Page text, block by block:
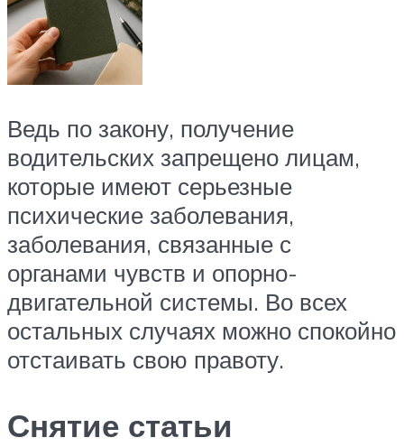
Ведь по закону, получение
водительских запрещено лицам,
которые имеют серьезные
психические заболевания,
заболевания, связанные с
органами чувств и опорно-
двигательной системы. Во всех
остальных случаях можно спокойно
отстаивать свою правоту.
Снятие статьи